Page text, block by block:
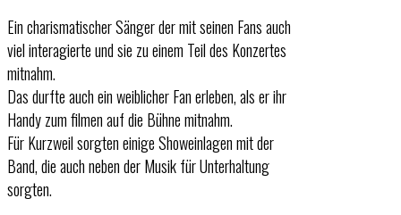
Ein charismatischer Sänger der mit seinen Fans auch
viel interagierte und sie zu einem Teil des Konzertes
mitnahm.
Das durfte auch ein weiblicher Fan erleben, als er ihr
Handy zum filmen auf die Bühne mitnahm.
Für Kurzweil sorgten einige Showeinlagen mit der
Band, die auch neben der Musik für Unterhaltung
sorgten.